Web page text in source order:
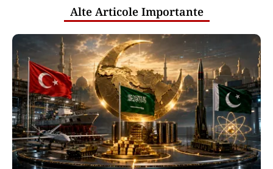
Alte Articole Importante